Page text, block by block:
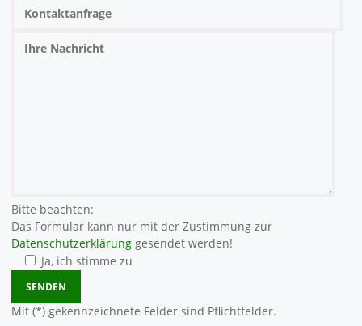
Bitte beachten:
Das Formular kann nur mit der Zustimmung zur
Datenschutzerklärunggesendet werden!
Ja, ich stimme zu
Bitte lasse dieses Feld leer.
Mit (*) gekennzeichnete Felder sind Pflichtfelder.